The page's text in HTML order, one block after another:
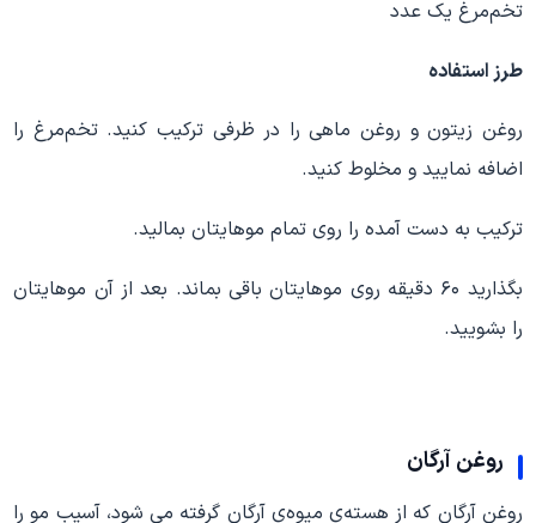
تخم‌مرغ یک عدد
طرز استفاده
روغن زیتون و روغن ماهی‌ را در ظرفی ترکیب کنید. تخم‌مرغ را
اضافه نمایید و مخلوط کنید.
ترکیب به دست آمده را روی تمام موهایتان بمالید.
بگذارید ۶۰ دقیقه روی موهایتان باقی بماند. بعد از آن موهایتان
را بشویید.
روغن آرگان
روغن آرگان که از هسته‌ی میوه‌ی آرگان گرفته می شود، آسیب مو را